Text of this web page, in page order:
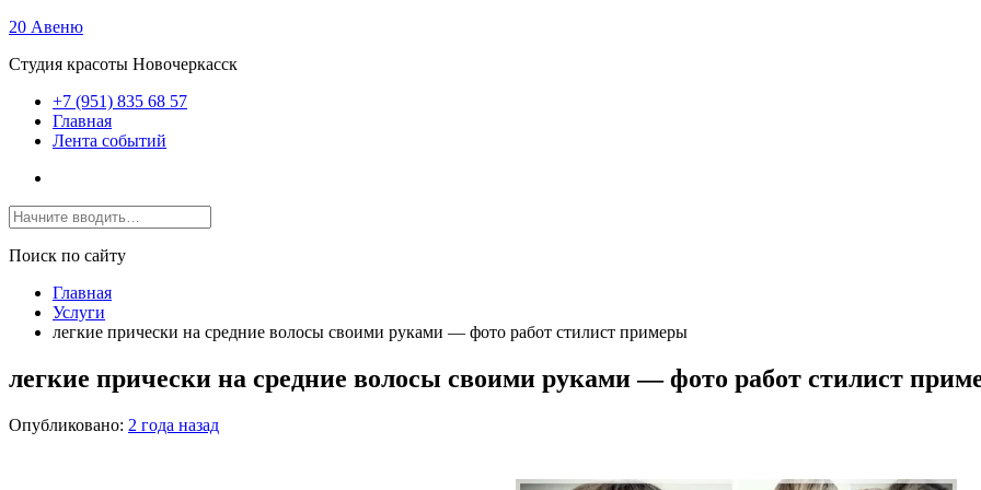
20 Авеню
Студия красоты Новочеркасск
+7 (951) 835 68 57
Главная
Лента событий
Поиск по сайту
Главная
Услуги
легкие прически на средние волосы своими руками — фото работ стилист примеры
легкие прически на средние волосы своими руками — фото работ стилист
Опубликовано: 2 года назад